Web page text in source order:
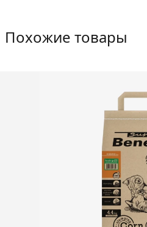
Похожие товары